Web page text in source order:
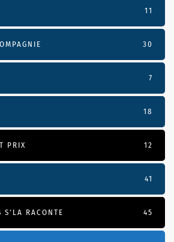
11
30
7
18
PRIX 12
41
S'LA RACONTE 45